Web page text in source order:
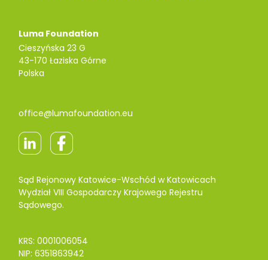
Luma Foundation
Cieszyńska 23 G
43-170 Łaziska Górne
Polska
office@lumafoundation.eu
Sąd Rejonowy Katowice-Wschód w Katowicach
Wydział VIII Gospodarczy Krajowego Rejestru
Sądowego.
KRS: 0001006054
NIP: 6351863942